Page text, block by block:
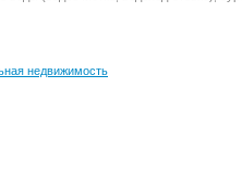
недвижимость